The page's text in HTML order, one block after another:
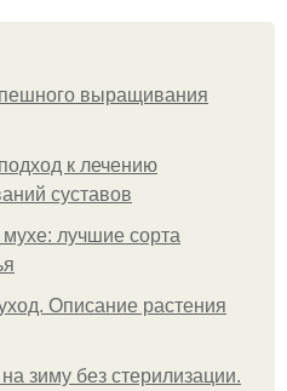
выращивания
к лечению
суставов
лучшие сорта
Описание растения
зиму без стерилизации.